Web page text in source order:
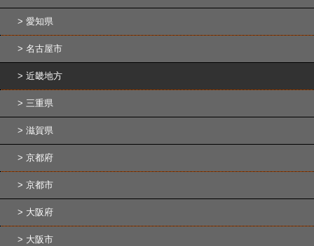
愛知県
名古屋市
近畿地方
三重県
滋賀県
京都府
京都市
大阪府
大阪市